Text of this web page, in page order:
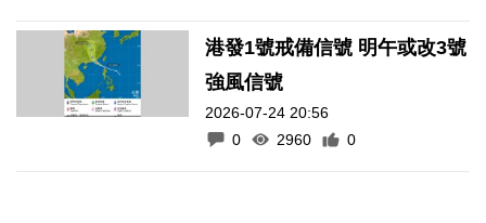
港發1號戒備信號 明午或改3號
強風信號
2026-07-24 20:56
0
2960 0